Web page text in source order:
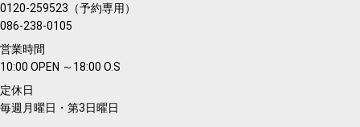
0120-259523（予約専用）
086-238-0105
営業時間
10:00 OPEN ～18:00 O.S
定休日
毎週月曜日・第3日曜日